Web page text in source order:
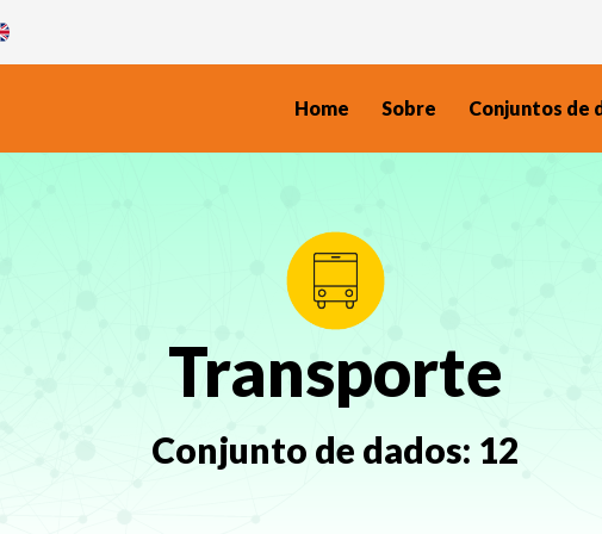
Home Sobre Conjuntos de
Transporte
Conjunto de dados: 12